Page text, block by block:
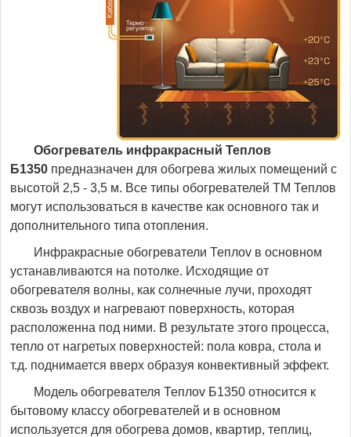
Обогреватель инфракрасный Теплов
Б1350 предназначен для обогрева жилых помещений с
высотой 2,5 - 3,5 м. Все типы обогревателей ТМ Теплов
могут использоваться в качестве как основного так и
дополнительного типа отопления.
Инфракрасные обогреватели Теплоv в основном
устанавливаются на потолке. Исходящие от
обогревателя волны, как солнечные лучи, проходят
сквозь воздух и нагревают поверхность, которая
расположенна под ними. В результате этого процесса,
тепло от нагретых поверхностей: пола ковра, стола и
т.д. поднимается вверх образуя конвективный эффект.
Модель обогревателя Теплоv Б1350 относится к
бытовому классу обогревателей и в основном
используется для обогрева домов, квартир, теплиц,